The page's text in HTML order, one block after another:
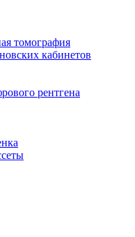
томография
кабинетов
рентгена